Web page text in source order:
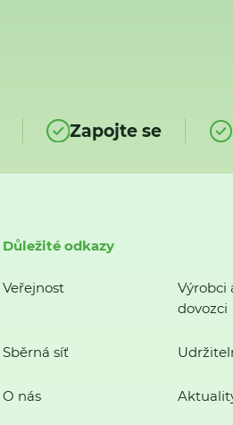
Zapojte se
Důležité odkazy
Veřejnost
Výrobci
dovozci
Sběrná síť
O nás